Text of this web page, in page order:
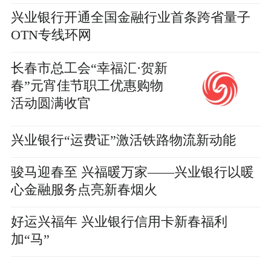
兴业银行开通全国金融行业首条跨省量子
OTN专线环网
长春市总工会“幸福汇·贺新
春”元宵佳节职工优惠购物
活动圆满收官
兴业银行“运费证”激活铁路物流新动能
骏马迎春至 兴福暖万家——兴业银行以暖
心金融服务点亮新春烟火
好运兴福年 兴业银行信用卡新春福利
加“马”